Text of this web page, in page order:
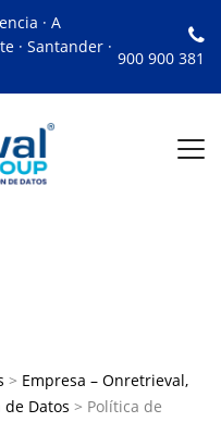
· A
· Santander ·
900 900 381
> Empresa – Onretrieval,
Datos > Política de